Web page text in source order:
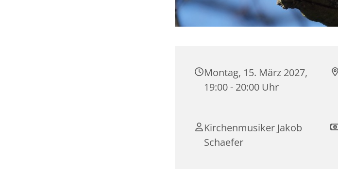
Montag, 15. März 2027,
19:00 - 20:00 Uhr
Kirchenmusiker Jakob
Schaefer